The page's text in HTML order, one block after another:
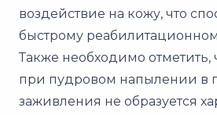
воздействие на кожу, что
быстрому
Также необходимо отметить,
при пудровом напылении в
заживления не образуется